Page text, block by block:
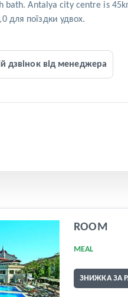
bath. Antalya city centre is
для поїздки удвох.
дзвінок від менеджера
ROOM
MEAL
ЗНИЖКА ЗА